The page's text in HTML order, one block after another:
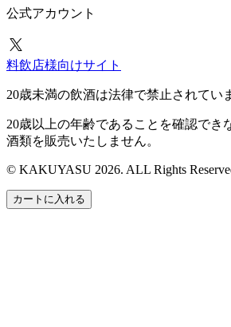
公式アカウント
料飲店様向けサイト
20歳未満の飲酒は法律で禁止されてい
20歳以上の年齢であることを確認でき
酒類を販売いたしません。
© KAKUYASU 2026. ALL Rights
カートに入れる